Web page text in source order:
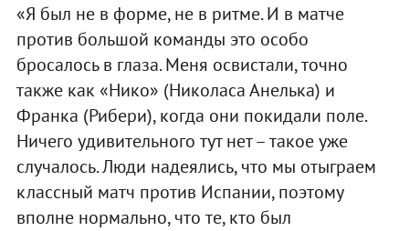
«Я был не в форме, не в ритме. И в матче
против большой команды это особо
бросалось в глаза. Меня освистали, точно
также как «Нико» (Николаса Анелька) и
Франка (Рибери), когда они покидали поле.
Ничего удивительного тут нет – такое уже
случалось. Люди надеялись, что мы отыграем
классный матч против Испании, поэтому
вполне нормально, что те, кто был